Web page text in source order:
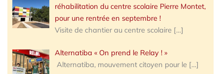
réhabilitation du centre scolaire Pierre Montet,
pour une rentrée en septembre !
Visite de chantier au centre scolaire […]
Alternatiba « On prend le Relay ! »
Alternatiba, mouvement citoyen pour le […]